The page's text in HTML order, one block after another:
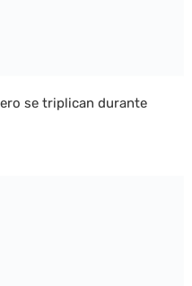
se triplican durante